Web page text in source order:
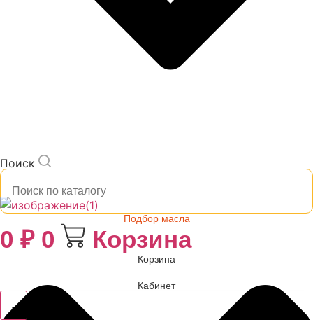
Поиск
Подбор масла
0 ₽ 0 Корзина
Корзина
Кабинет